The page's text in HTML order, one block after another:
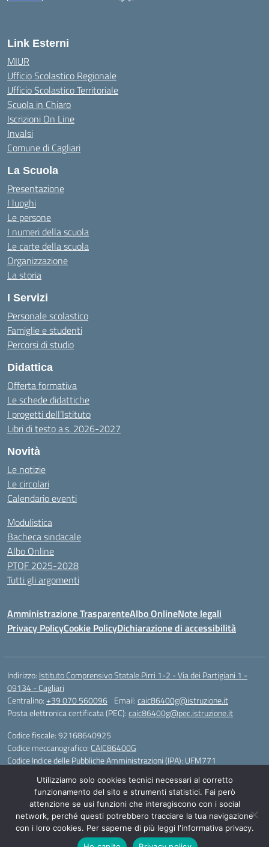
Link Esterni
MIUR
Ufficio Scolastico Regionale
Ufficio Scolastico Territoriale
Scuola in Chiaro
Iscrizioni On Line
Invalsi
Comune di Cagliari
La Scuola
Presentazione
I luoghi
Le persone
I numeri della scuola
Le carte della scuola
Organizzazione
La storia
I Servizi
Personale scolastico
Famiglie e studenti
Percorsi di studio
Didattica
Offerta formativa
Le schede didattiche
I progetti dell’Istituto
Libri di testo a.s. 2026-2027
Novità
Le notizie
Le circolari
Calendario eventi
Modulistica
Bacheca sindacale
Albo Online
PTOF 2025-2028
Tutti gli argomenti
Amministrazione TrasparenteAlbo OnlineNote legali
Privacy PolicyCookie PolicyDichiarazione di accessibilità
Indirizzo: Istituto Comprensivo Statale Pirri 1-2 - Via dei Partigiani 1 -
09134 - Cagliari
Centralino:+39 070 560096 Email:caic86400g@istruzione.it
Posta elettronica certificata (PEC):caic86400g@pec.istruzione.it
Codice fiscale: 92168640925
Codice meccanografico: CAIC86400G
Codice Indice delle Pubbliche Amministrazioni (IPA): UFM771
IBAN - IT 46 W 0101504808000070626497
Idea e progetto di Designers Italia
Utilizziamo solo cookies tecnici necessari al corretto
funzionamento del sito e strumenti statistici. Fai però
attenzione se usi funzioni che interagiscono con i social
network, perché questi potrebbero tracciare la tua navigazione
con i loro cookies. Per saperne di più leggi l'informativa privacy.